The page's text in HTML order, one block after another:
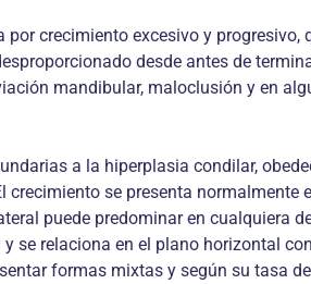
crecimiento excesivo y
desde antes de
mandibular, maloclusión y en
a la hiperplasia condilar,
se presenta
puede predominar en
se relaciona en el plano horizontal
formas mixtas y según su tasa